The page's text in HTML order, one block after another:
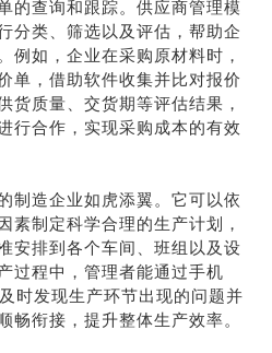
的查询和跟踪。供应商管理模
分类、筛选以及评估，帮助企
例如，企业在采购原材料时，
单，借助软件收集并比对报价
货质量、交货期等评估结果，
行合作，实现采购成本的有效
制造企业如虎添翼。它可以依
素制定科学合理的生产计划，
安排到各个车间、班组以及设
过程中，管理者能通过手机
时发现生产环节出现的问题并
畅衔接，提升整体生产效率。